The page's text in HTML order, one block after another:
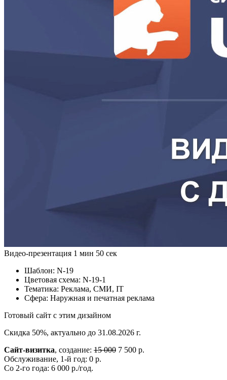
Видео-презентация 1 мин 50 сек
Шаблон: N-19
Цветовая схема: N-19-1
Тематика: Реклама, СМИ, IT
Сфера: Наружная и печатная реклама
Готовый сайт с этим дизайном
Скидка 50%, актуально до 31.08.2026 г.
Сайт-визитка, создание: 15 000 7 500 р.
Обслуживание, 1-й год: 0 р.
Со 2-го года: 6 000 р./год.